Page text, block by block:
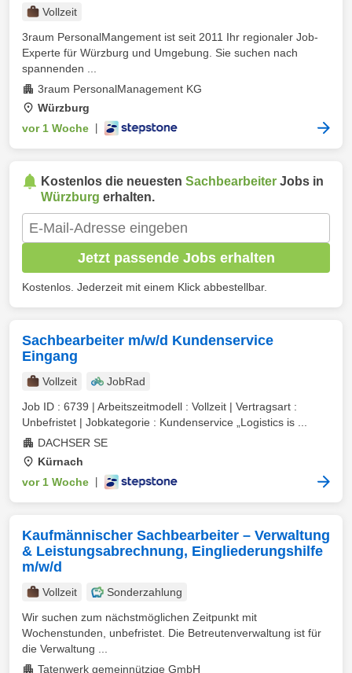
Vollzeit
3raum PersonalMangement ist seit 2011 Ihr regionaler Job-
Experte für Würzburg und Umgebung. Sie suchen nach
spannenden ...
3raum PersonalManagement KG
Würzburg
vor 1 Woche
Kostenlos die neuesten Sachbearbeiter Jobs in
Würzburg erhalten.
Jetzt passende Jobs erhalten
Kostenlos. Jederzeit mit einem Klick abbestellbar.
Sachbearbeiter m/w/d Kundenservice
Eingang
Vollzeit
JobRad
Job ID : 6739 | Arbeitszeitmodell : Vollzeit | Vertragsart :
Unbefristet | Jobkategorie : Kundenservice „Logistics is ...
DACHSER SE
Kürnach
vor 1 Woche
Kaufmännischer Sachbearbeiter – Verwaltung
& Leistungsabrechnung, Eingliederungshilfe
m/w/d
Vollzeit
Sonderzahlung
Wir suchen zum nächstmöglichen Zeitpunkt mit
Wochenstunden, unbefristet. Die Betreutenverwaltung ist für
die Verwaltung ...
Tatenwerk gemeinnützige GmbH